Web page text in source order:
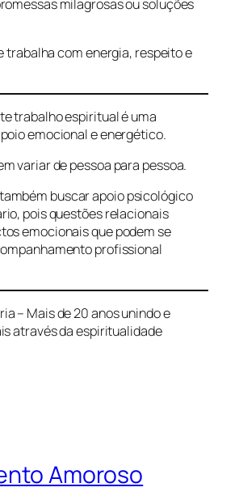
milagrosas ou soluções
trabalha com energia, respeito e
trabalho espiritual é uma
emocional e energético.
variar de pessoa para pessoa.
buscar apoio psicológico
pois questões relacionais
emocionais que podem se
profissional
– Mais de 20 anos unindo e
através da espiritualidade
Amoroso